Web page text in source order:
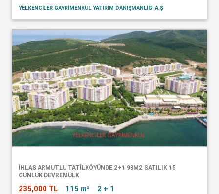
YELKENCİLER GAYRİMENKUL YATIRIM DANIŞMANLIĞI A.Ş
İHLAS ARMUTLU TATİLKÖYÜNDE 2+1 98M2 SATILIK 15
GÜNLÜK DEVREMÜLK
235,000 TL 115 m² 2 + 1